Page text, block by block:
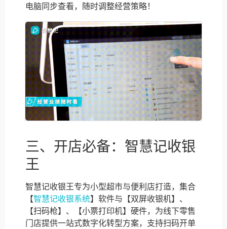
电脑同步查看，随时调整经营策略！
三、开店必备：智慧记收银
王
智慧记收银王专为小型超市与便利店打造，集合
【智慧记收银系统】软件与【双屏收银机】、
【扫码枪】、【小票打印机】硬件，为线下零售
门店提供一站式数字化转型方案，支持扫码开单